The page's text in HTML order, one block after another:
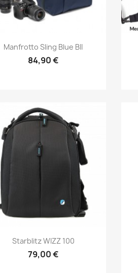
Aperçu rapide
Manfrotto Sling Blue BII
84,90 €
Aperçu rapide
Starblitz WIZZ 100
79,00 €